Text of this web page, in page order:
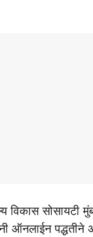
विकास सोसायटी
ऑनलाईन